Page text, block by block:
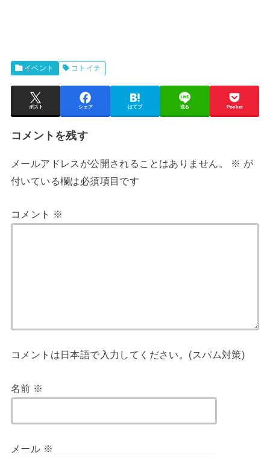
イベント コトイチ
ポスト シェア はてブ 送る Pocket
コメントを残す
メールアドレスが公開されることはありません。 ※ が
付いている欄は必須項目です
コメント ※
コメントは日本語で入力してください。(スパム対策)
名前 ※
メール ※